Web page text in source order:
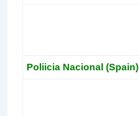
Poliicia Nacional (Spain)